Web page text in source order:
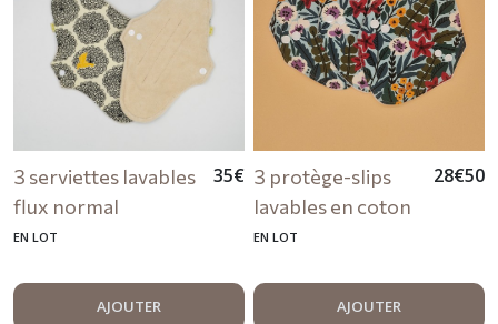
3 serviettes lavables
flux normal
intérieur écru
35€
EN LOT
AJOUTER
3 protège-slips
lavables en coton
bio intérieur noir
28€50
EN LOT
AJOUTER